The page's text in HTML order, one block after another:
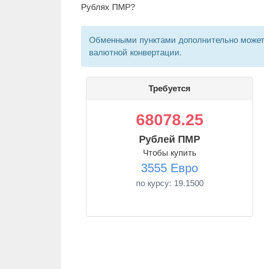
Рублях ПМР?
Обменными пунктами дополнительно
валютной конвертации.
Требуется
68078.25
Рублей ПМР
Чтобы купить
3555 Евро
по курсу: 19.1500